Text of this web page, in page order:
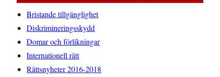
Bristande tillgänglighet
Diskrimineringsskydd
Domar och förlikningar
Internationell rätt
Rättsnyheter 2016-2018